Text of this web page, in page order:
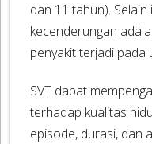
dan 11 tahun). Selain
kecenderungan
penyakit terjadi pada
SVT dapat
terhadap kualitas
episode, durasi, dan